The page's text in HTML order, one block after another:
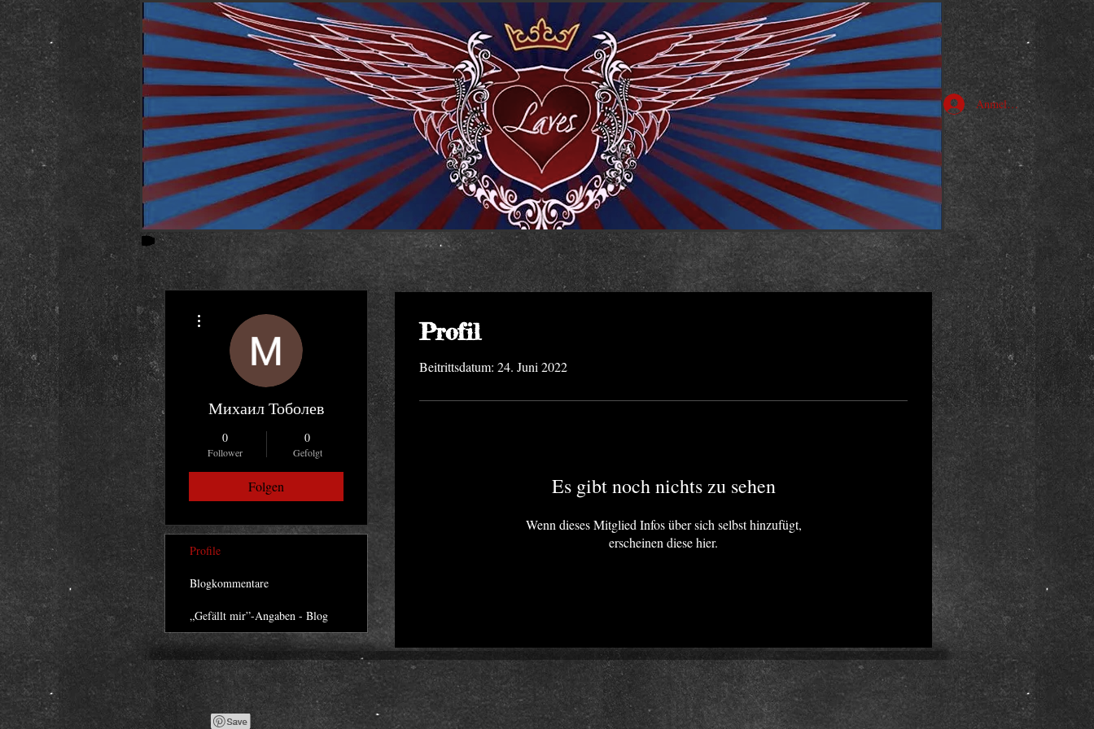
Anmelden
Profil
Beitrittsdatum: 24. Juni 2022
Es gibt noch nichts zu sehen
Wenn dieses Mitglied Infos über sich selbst hinzufügt,
erscheinen diese hier.
Михаил Тоболев
0
Follower
0
Gefolgt
Folgen
Profile
Blogkommentare
„Gefällt mir”-Angaben - Blog